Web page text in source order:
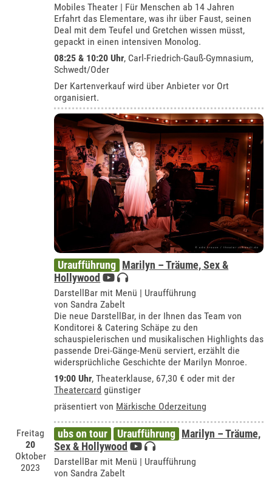
Mobiles Theater | Für Menschen ab 14 Jahren
Erfahrt das Elementare, was ihr über Faust, seinen
Deal mit dem Teufel und Gretchen wissen müsst,
gepackt in einen intensiven Monolog.
08:25 & 10:20 Uhr, Carl-Friedrich-Gauß-Gymnasium,
Schwedt/Oder
Der Kartenverkauf wird über Anbieter vor Ort
organisiert.
Uraufführung Marilyn – Träume, Sex &
Hollywood
DarstellBar mit Menü | Uraufführung
von Sandra Zabelt
Die neue DarstellBar, in der Ihnen das Team von
Konditorei & Catering Schäpe zu den
schauspielerischen und musikalischen Highlights das
passende Drei-Gänge-Menü serviert, erzählt die
widersprüchliche Geschichte der Marilyn Monroe.
19:00 Uhr,Theaterklause, 67,30 € oder mit der
Theatercard günstiger
präsentiert von Märkische Oderzeitung
Freitag
20
Oktober
2023
ubs on tour Uraufführung Marilyn – Träume,
Sex & Hollywood
DarstellBar mit Menü | Uraufführung
von Sandra Zabelt